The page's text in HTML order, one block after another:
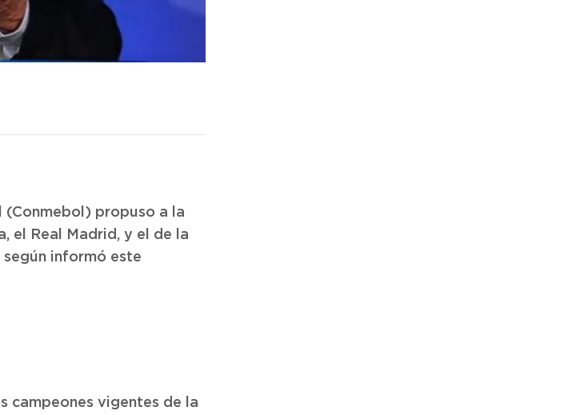
(Conmebol) propuso a la
el Real Madrid, y el de la
según informó este
campeones vigentes de la